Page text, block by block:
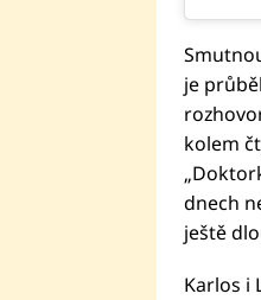
je
kolem
dnech
ještě
Karlos i